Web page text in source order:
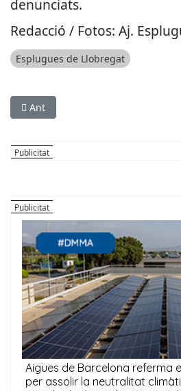
denunciats.
Redacció / Fotos: Aj.
Esplugues de Llobregat
Article anterior: Presó per a un
Ant